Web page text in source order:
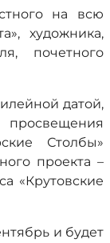
на всю
художника,
почетного
датой,
Столбы»
проекта –
«Крутовские
и будет